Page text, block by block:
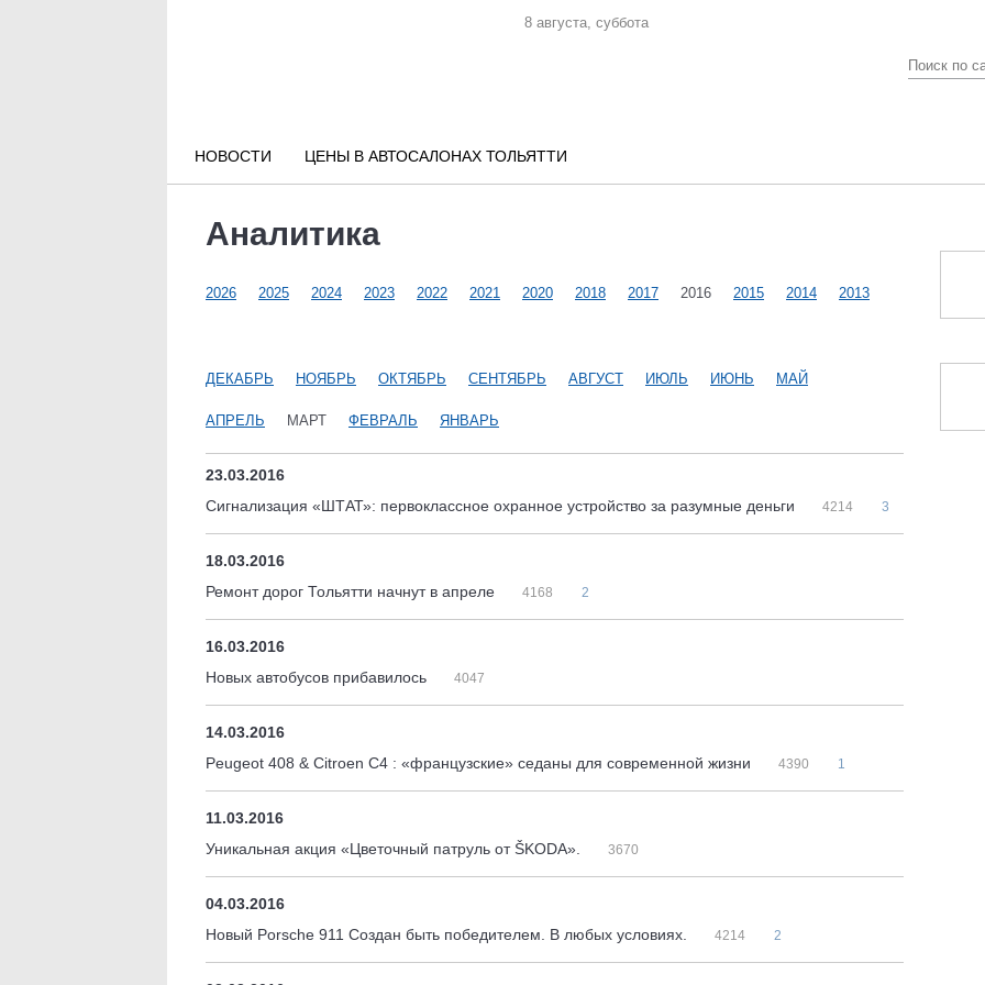
8 августа, суббота
НОВОСТИ ЦЕНЫ В АВТОСАЛОНАХ ТОЛЬЯТТИ
Аналитика
2026 2025 2024 2023 2022 2021 2020 2018 2017 2016 2015 2014 2013
ДЕКАБРЬ НОЯБРЬ ОКТЯБРЬ СЕНТЯБРЬ АВГУСТ ИЮЛЬ ИЮНЬ МАЙ
АПРЕЛЬ МАРТ ФЕВРАЛЬ ЯНВАРЬ
23.03.2016
Сигнализация «ШТАТ»: первоклассное охранное устройство за разумные деньги
4214 3
18.03.2016
Ремонт дорог Тольятти начнут в апреле
4168 2
16.03.2016
Новых автобусов прибавилось
4047
14.03.2016
Peugeot 408 & Citroen С4 : «французские» седаны для современной жизни
4390 1
11.03.2016
Уникальная акция «Цветочный патруль от ŠKODA».
3670
04.03.2016
Новый Porsche 911 Создан быть победителем. В любых условиях.
4214 2